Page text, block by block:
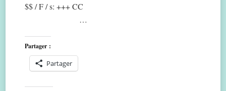
$$ / F / s: +++ CC
…
Partager :
Partager